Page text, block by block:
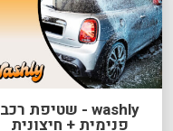
washly - שטיפת רכב
פנימית + חיצונית